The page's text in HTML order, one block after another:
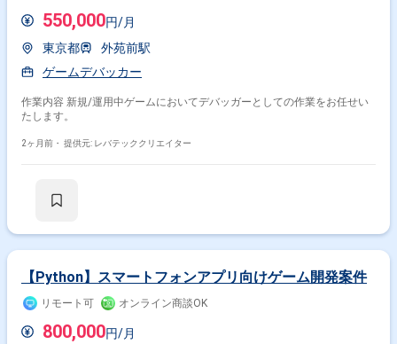
550,000円/月
東京都
外苑前駅
ゲームデバッカー
作業内容 新規/運用中ゲームにおいてデバッガーとしての作業をお任せい
たします。
2ヶ月前・ 提供元: レバテッククリエイター
【Python】スマートフォンアプリ向けゲーム開発案件
リモート可 オンライン商談OK
800,000円/月